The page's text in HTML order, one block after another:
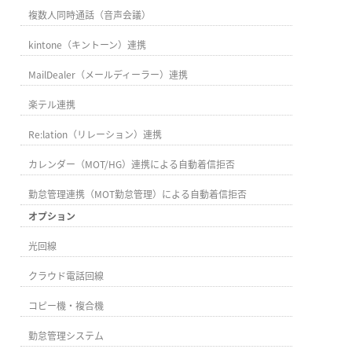
複数人同時通話（音声会議）
kintone（キントーン）連携
MailDealer（メールディーラー）連携
楽テル連携
Re:lation（リレーション）連携
カレンダー（MOT/HG）連携による自動着信拒否
勤怠管理連携（MOT勤怠管理）による自動着信拒否
オプション
光回線
クラウド電話回線
コピー機・複合機
勤怠管理システム